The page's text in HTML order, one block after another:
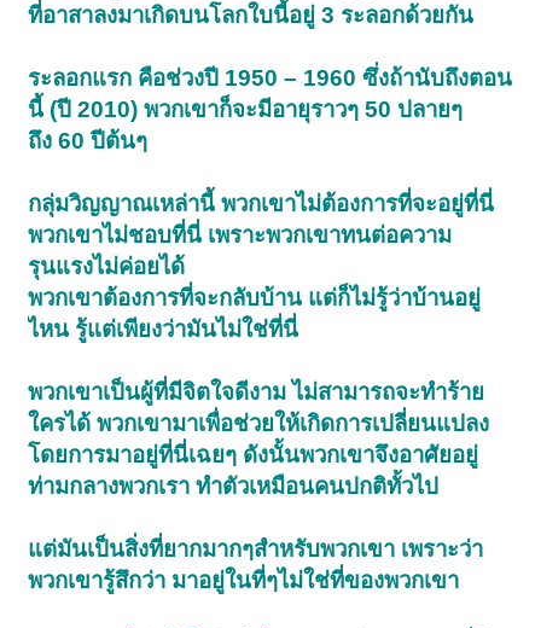
ที่อาสาลงมาเกิดบนโลกใบนี้อยู่ 3 ระลอกด้วยกัน
ระลอกแรก คือช่วงปี 1950 – 1960 ซึ่งถ้านับถึงตอน
นี้ (ปี 2010) พวกเขาก็จะมีอายุราวๆ 50 ปลายๆ
ถึง 60 ปีต้นๆ
กลุ่มวิญญาณเหล่านี้ พวกเขาไม่ต้องการที่จะอยู่ที่นี่
พวกเขาไม่ชอบที่นี่ เพราะพวกเขาทนต่อความ
รุนแรงไม่ค่อยได้
พวกเขาต้องการที่จะกลับบ้าน แต่ก็ไม่รู้ว่าบ้านอยู่
ไหน รู้แต่เพียงว่ามันไม่ใช่ที่นี่
พวกเขาเป็นผู้ที่มีจิตใจดีงาม ไม่สามารถจะทำร้าย
ใครได้ พวกเขามาเพื่อช่วยให้เกิดการเปลี่ยนแปลง
โดยการมาอยู่ที่นี่เฉยๆ ดังนั้นพวกเขาจึงอาศัยอยู่
ท่ามกลางพวกเรา ทำตัวเหมือนคนปกติทั้วไป
แต่มันเป็นสิ่งที่ยากมากๆสำหรับพวกเขา เพราะว่า
พวกเขารู้สึกว่า มาอยู่ในที่ๆไม่ใช่ที่ของพวกเขา
ถัดไป >